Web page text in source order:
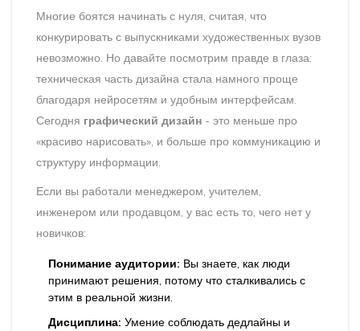
Многие боятся начинать с нуля, считая, что
конкурировать с выпускниками художественных вузов
невозможно. Но давайте посмотрим правде в глаза:
техническая часть дизайна стала намного проще
благодаря нейросетям и удобным интерфейсам.
Сегодня графический дизайн - это меньше про
«красиво нарисовать», и больше про коммуникацию и
структуру информации.
Если вы работали менеджером, учителем,
инженером или продавцом, у вас есть то, чего нет у
новичков:
Понимание аудитории: Вы знаете, как люди
принимают решения, потому что сталкивались с
этим в реальной жизни.
Дисциплина: Умение соблюдать дедлайны и